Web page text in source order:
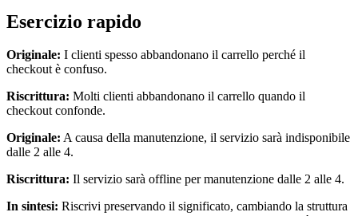
Esercizio rapido
Originale: I clienti spesso abbandonano il carrello perché il
checkout è confuso.
Riscrittura: Molti clienti abbandonano il carrello quando il
checkout confonde.
Originale: A causa della manutenzione, il servizio sarà indisponibile
dalle 2 alle 4.
Riscrittura: Il servizio sarà offline per manutenzione dalle 2 alle 4.
In sintesi: Riscrivi preservando il significato, cambiando la struttura